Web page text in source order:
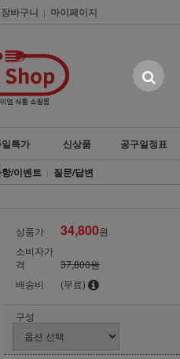
장바구니 | 마이페이지
특가 신상품
공구일정표
/이벤트 | 질문/답변
상품가 34,800원
소비자가
격
37,800원
배송비
(무료)
구성